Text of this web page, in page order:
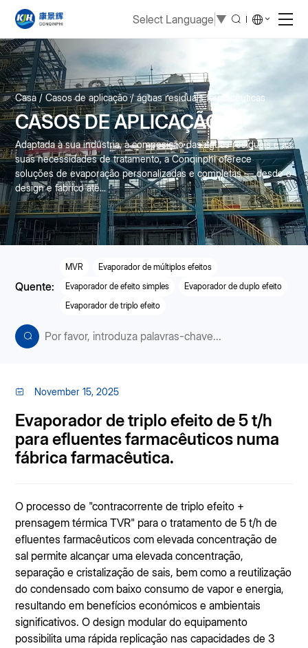
Select Language ▼
Casa Casos de aplicação águas residuais farmacêuticas
CASOS DE APLICAÇÃO
Adaptada à sua indústria, à composição das águas residuais e às
suas necessidades de tratamento, a Conqinphi oferece
soluções de evaporação personalizadas e completas — desde o
design e fabrico até...
Quente:
MVR
Evaporador de múltiplos efeitos
Evaporador de efeito simples
Evaporador de duplo efeito
Evaporador de triplo efeito
November 15, 2025
Evaporador de triplo efeito de 5 t/h
para efluentes farmacêuticos numa
fábrica farmacêutica.
O processo de "contracorrente de triplo efeito +
prensagem térmica TVR" para o tratamento de 5 t/h de
efluentes farmacêuticos com elevada concentração de
sal permite alcançar uma elevada concentração,
separação e cristalização de sais, bem como a reutilização
do condensado com baixo consumo de vapor e energia,
resultando em benefícios económicos e ambientais
significativos. O design modular do equipamento
possibilita uma rápida replicação nas capacidades de 3